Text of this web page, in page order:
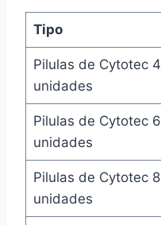
Tipo
Pilulas de Cytotec 4
unidades
Pilulas de Cytotec 6
unidades
Pilulas de Cytotec 8
unidades